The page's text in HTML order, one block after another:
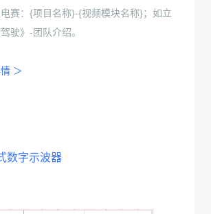
赛：{项目名称}-{视频模块名称}；如立
驶》-团队介绍。
＞
数字示波器